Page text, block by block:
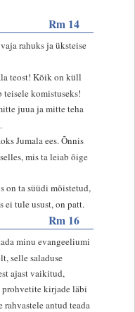
Rm 14
rahuks ja üksteise
teost! Kõik on küll
teisele komistuseks!
juua ja mitte teha
Jumala ees. Õnnis
mis ta leiab õige
on ta süüdi mõistetud,
ei tule usust, on patt.
Rm 16
minu evangeeliumi
selle saladuse
ajast vaikitud,
kirjade läbi
antud teada